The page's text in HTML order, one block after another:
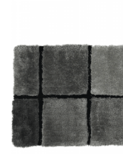
Tabureti
pentru pat